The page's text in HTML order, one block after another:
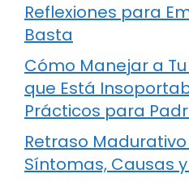
Reflexiones para
Basta
Cómo Manejar a
que Está
Prácticos para
Retraso
Síntomas, Causas